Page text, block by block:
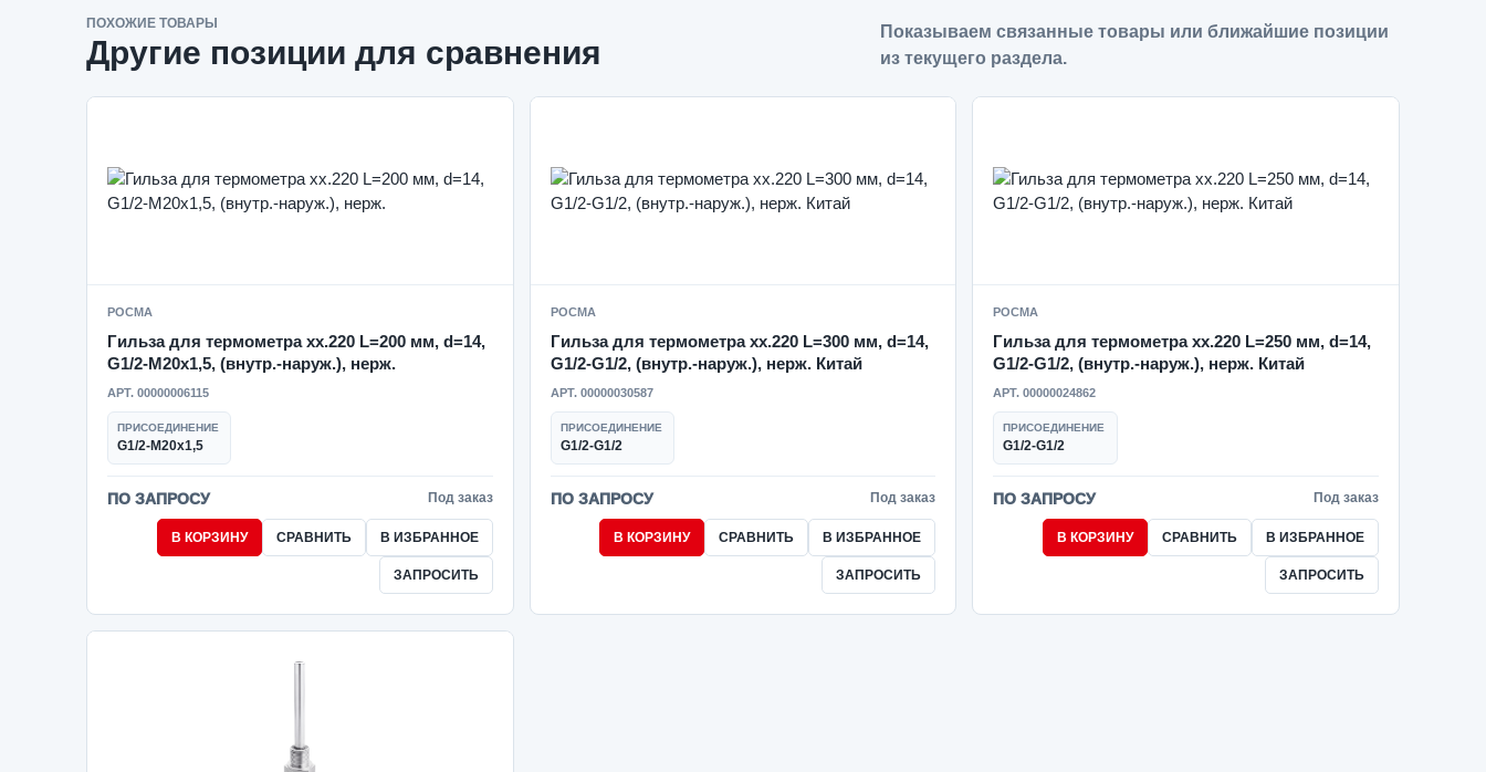
ПОХОЖИЕ ТОВАРЫ
Другие позиции для сравнения
Показываем связанные товары или ближайшие позиции
из текущего раздела.
РОСМА
Гильза для термометра xx.220 L=200 мм, d=14,
G1/2-M20x1,5, (внутр.-наруж.), нерж.
АРТ. 00000006115
ПРИСОЕДИНЕНИЕ
G1/2-M20x1,5
ПО ЗАПРОСУ Под заказ
В КОРЗИНУ СРАВНИТЬ В ИЗБРАННОЕ
ЗАПРОСИТЬ
РОСМА
Гильза для термометра xx.220 L=300 мм, d=14,
G1/2-G1/2, (внутр.-наруж.), нерж. Китай
АРТ. 00000030587
ПРИСОЕДИНЕНИЕ
G1/2-G1/2
ПО ЗАПРОСУ Под заказ
В КОРЗИНУ СРАВНИТЬ В ИЗБРАННОЕ
ЗАПРОСИТЬ
РОСМА
Гильза для термометра xx.220 L=250 мм, d=14,
G1/2-G1/2, (внутр.-наруж.), нерж. Китай
АРТ. 00000024862
ПРИСОЕДИНЕНИЕ
G1/2-G1/2
ПО ЗАПРОСУ Под заказ
В КОРЗИНУ СРАВНИТЬ В ИЗБРАННОЕ
ЗАПРОСИТЬ